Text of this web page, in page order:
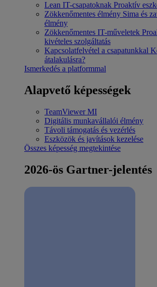
Lean IT-csapatoknak Proaktív
Zökkenőmentes élmény Sima és
élmény
Zökkenőmentes IT-műveletek
kivételes szolgáltatás
Kapcsolatfelvétel a csapatunkkal
átalakulásra?
Ismerkedés a platformmal
Alapvető képességek
TeamViewer MI
Digitális munkavállalói élmény
Távoli támogatás és vezérlés
Eszközök és javítások kezelése
Összes képesség megtekintése
2026-ös Gartner-jelentés